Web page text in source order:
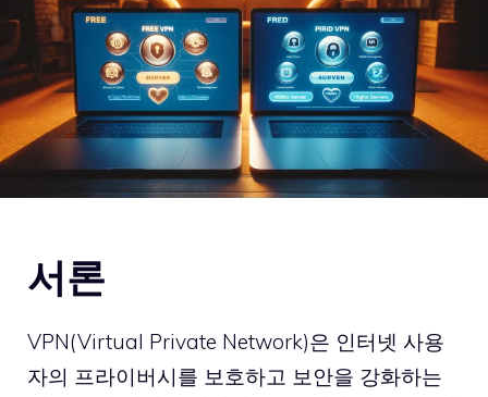
서론
VPN(Virtual Private Network)은 인터넷 사용
자의 프라이버시를 보호하고 보안을 강화하는